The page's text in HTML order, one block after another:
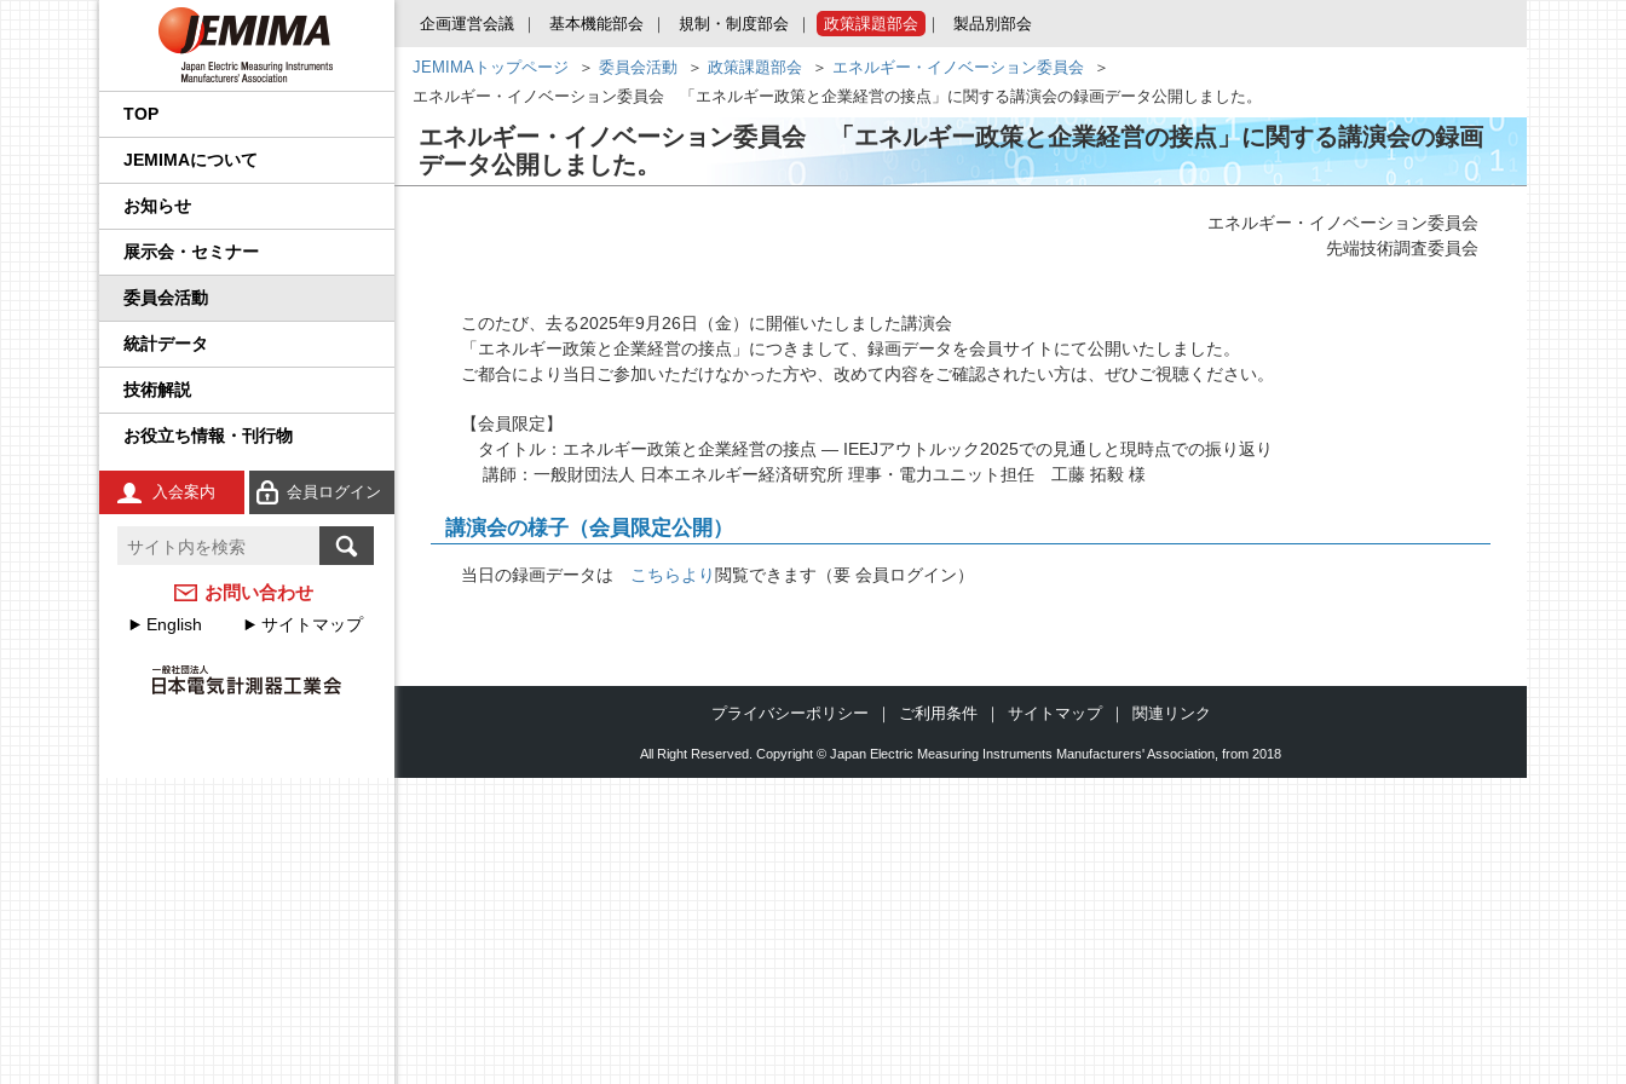
TOP
JEMIMAについて
会長挨拶
事業内容
国内外規制動向調査事業
国際標準化推進事業
技術開発テーマの探索事
広報事業
セミナー事業
会員一覧
品目から探す
役員一覧
定款・財務情報
ト
JEMIMA会報
アクセスマップ
後援・協賛の申請
JEMIMA会報への広告掲
載
JEMIMA主要行事（会員
お知らせ
プレスリリース
JEMIMAより
展示会・セミナー
展示会
セミナー・講演会
委員会活動
企画運営会議
IoT イノベーション推進委
基本機能部会
調査・統計委員会
広報委員会
IIFES推進WG
計測展 OSAKA 実行委員
会
製品安全・EMC委員会
輸出管理委員会
資材調達委員会
環境グリーン委員会
政策課題部会
エネルギー・イノベーシ
先端技術調査委員会
産業計測機器・システム
製品別部会
校正事業委員会
防爆計測委員会
電力量計委員会
電子測定器委員会
温度計測委員会
統計データ
技術解説
プロセス計測制御機器の
FA計測制御機器の技術解
説
電子応用計測ガイド
環境計測器の技術解説
放射線計測ガイド
工業用無線
安全計装システム（SIS）
温度計測のFAQ
お役立ち情報・刊行物
学生の皆さんへ
コンシェルジュ
JEMIMAのSDGsビジョン
刊行物
工業会規格
調査報告書
JCSSコーナー
JCSS（トレーサビリティ
JCSS（ISO/IEC 17025認
定）
よくある質問
登録事業者検索
JCSSに関する刊行物
JCSSリンク
JCSS連絡会のご案内
計測器メーカーのJCSS校
JEMIMAのJCSSの取組
JEMIMA JCSS校正サービ
IEC規格ドラフトの審議情
IEC概要
IEC TC一覧／IEC用語
動
入会案内
会員ログイン
お問い合わせ
English サイトマップ
企画運営会議 基本機能部会 規制・制度部会 政策課題部会 製品別部会
JEMIMAトップページ 委員会活動 政策課題部会
エネルギー・イノベーション委員会
エネルギー・イノベーション委員会 「エネルギー政策と企業経営の接点」に関する講演会の録画データ公開しました。
エネルギー・イノベーション委員会 「エネルギー政策と企業経営の接点」に関する講演会の録画
データ公開しました。
エネルギー・イノベーション委員会
先端技術調査委員会
このたび、去る2025年9月26日（金）に開催いたしました講演会
「エネルギー政策と企業経営の接点」につきまして、録画データを会員サイトにて公開いたしました。
ご都合により当日ご参加いただけなかった方や、改めて内容をご確認されたい方は、ぜひご視聴ください。
【会員限定】
タイトル：エネルギー政策と企業経営の接点 ― IEEJアウトルック2025での見通しと現時点での振り返り
講師：一般財団法人 日本エネルギー経済研究所 理事・電力ユニット担任 工藤 拓毅 様
講演会の様子（会員限定公開）
当日の録画データは こちら より 閲覧できます（要 会員ログイン）
プライバシーポリシー ご利用条件 サイトマップ 関連リンク
All Right Reserved. Copyright © Japan Electric Measuring Instruments Manufacturers' Association, from 2018